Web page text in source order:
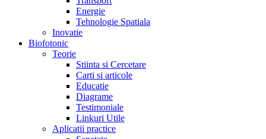
Energie
Tehnologie Spatiala
Inovatie
Biofotonic
Teorie
Stiinta si Cercetare
Carti si articole
Educatie
Diagrame
Testimoniale
Linkuri Utile
Aplicatii practice